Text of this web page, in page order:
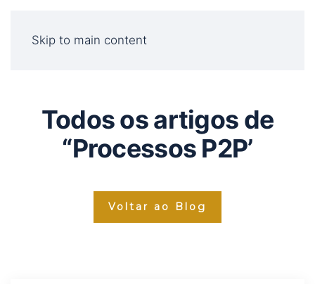
Skip to main content
Todos os artigos de
“Processos P2P’
Voltar ao Blog